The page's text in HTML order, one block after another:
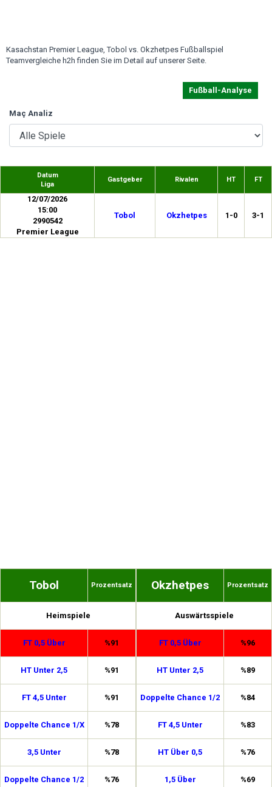
Kasachstan Premier League, Tobol vs. Okzhetpes Fußballspiel
Teamvergleiche h2h finden Sie im Detail auf unserer Seite.
Fußball-Analyse
Maç Analiz
Datum
Liga
Gastgeber Rivalen HT FT
12/07/2026
15:00
2990542
Premier League
Tobol Okzhetpes 1-0 3-1
Tobol Prozentsatz
Heimspiele
FT 0,5 Über %91
HT Unter 2,5 %91
FT 4,5 Unter %91
Doppelte Chance 1/X %78
3,5 Unter %78
Doppelte Chance 1/2 %76
Okzhetpes Prozentsatz
Auswärtsspiele
FT 0,5 Über %96
HT Unter 2,5 %89
Doppelte Chance 1/2 %84
FT 4,5 Unter %83
HT Über 0,5 %76
1,5 Über %69